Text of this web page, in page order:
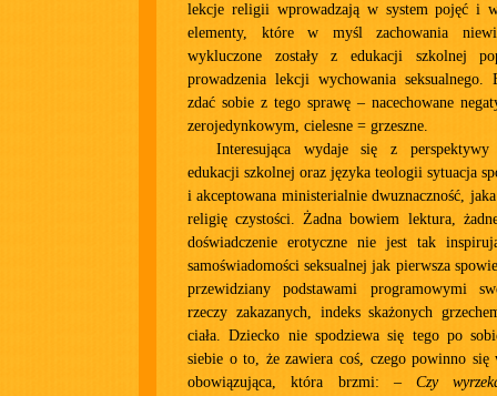
lekcje religii wprowadzają w system pojęć i
elementy, które w myśl zachowania
wykluczone zostały z edukacji szkolnej
prowadzenia lekcji wychowania
zdać sobie z tego sprawę – nacechowane
zerojedynkowym, cielesne = grzeszne.
Interesująca wydaje się z perspektywy
edukacji szkolnej oraz języka teologii sytuacja
i akceptowana ministerialnie dwuznaczność, jaka
religię czystości. Żadna bowiem lektura,
doświadczenie erotyczne nie jest tak
samoświadomości seksualnej jak pierwsza
przewidziany podstawami programowymi
rzeczy zakazanych, indeks skażonych
ciała. Dziecko nie spodziewa się tego po
siebie o to, że zawiera coś, czego powinno się
obowiązująca, która brzmi: –Czy